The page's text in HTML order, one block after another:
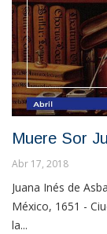
Muere Sor
Abr 17, 2018
Juana Inés de
México, 1651 -
la...